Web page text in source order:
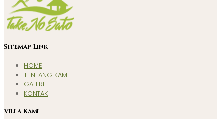
Sitemap Link
HOME
TENTANG KAMI
GALERI
KONTAK
Villa Kami